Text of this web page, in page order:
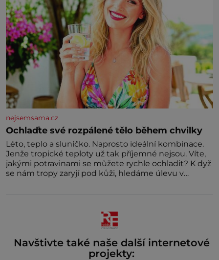
nejsemsama.cz
Ochlaďte své rozpálené tělo během chvilky
Léto, teplo a sluníčko. Naprosto ideální kombinace.
Jenže tropické teploty už tak příjemné nejsou. Víte,
jakými potravinami se můžete rychle ochladit? K dyž
se nám tropy zaryjí pod kůži, hledáme úlevu v
Navštivte také naše další internetové
projekty: